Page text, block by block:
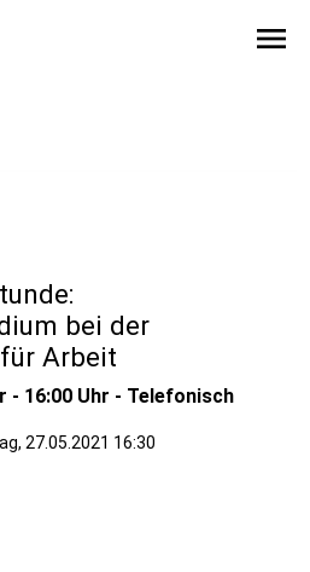
menu
bei der
Arbeit
- 16:00 Uhr - Telefonisch
27.05.2021 16:30